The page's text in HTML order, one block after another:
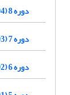
دوره 8 (1394)
دوره 7 (1393)
دوره 6 (1392)